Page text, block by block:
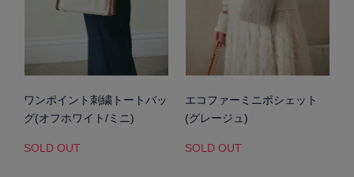
ワンポイント刺繍トートバッ
グ(オフホワイト/ミニ)
SOLD OUT
エコファーミニポシェット
(グレージュ)
SOLD OUT